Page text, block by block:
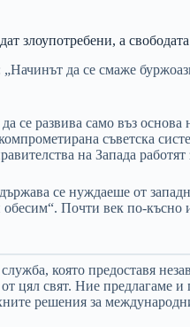
злоупотребени, а
„Начинът да се смаже
се развива само въз основа
съветска
на Запада
се нуждаеше от
Почти век по-късно
служба, която предоставя
цял свят. Ние предлагаме
решения за